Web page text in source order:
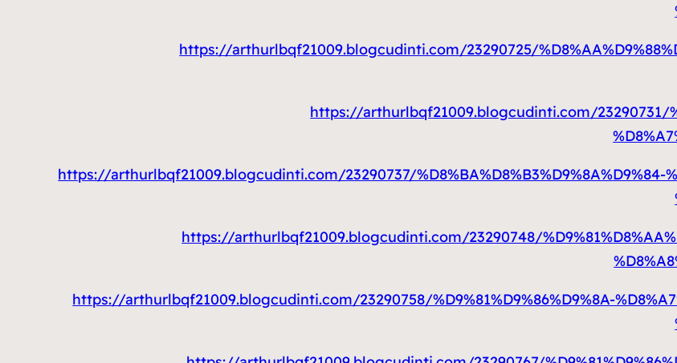
https://arthurlbqf21009.blogcudinti.com/23290725/
https://arthurlbqf21009.blogcudinti.com/23290731/
https://arthurlbqf21009.blogcudinti.com/23290737/%D8%BA%D8%B3%D9%8A%D9%84-
https://arthurlbqf21009.blogcudinti.com/23290748/
https://arthurlbqf21009.blogcudinti.com/23290758/%D9%81%D9%86%D9%8A-